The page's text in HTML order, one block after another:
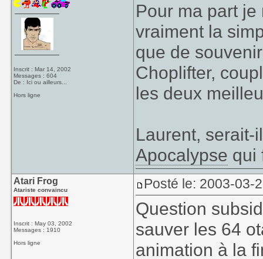
Inscrit : Mar 14, 2002
Messages : 604
De : Ici ou ailleurs...
Hors ligne
Pour ma part
vraiment la
que de
Choplifter,
les deux
Laurent,
Apocalypse qui
Atari Frog
Atariste convaincu
Inscrit : May 03, 2002
Messages : 1910
Hors ligne
Posté le: 2003-03-
Question
sauver les 64
animation à la